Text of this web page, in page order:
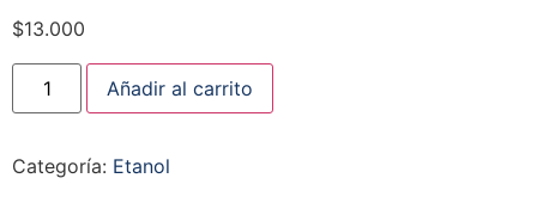
$13.000
Añadir al carrito
Categoría: Etanol